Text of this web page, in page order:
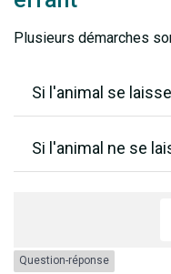
Plusieurs démarches
Si l'animal se
Si l'animal ne se
Question-réponse